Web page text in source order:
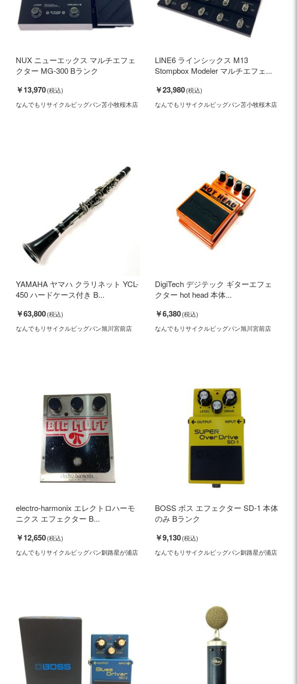
NUX ニューエックス マルチエフェ
クター MG-300 Bランク
￥13,970
なんでもリサイクルビッグバン苫小牧桜木店
LINE6 ラインシックス M13
Stompbox Modeler マルチエフェ...
￥23,980
なんでもリサイクルビッグバン苫小牧桜木店
YAMAHA ヤマハ クラリネット YCL-
450 ハードケース付き B...
￥63,800
なんでもリサイクルビッグバン旭川宮前店
DigiTech デジテック ギターエフェ
クター hot head 本体...
￥6,380
なんでもリサイクルビッグバン旭川宮前店
electro-harmonix エレクトロハーモ
ニクス エフェクター B...
￥12,650
なんでもリサイクルビッグバン釧路星が浦店
BOSS ボス エフェクター SD-1 本体
のみ Bランク
￥9,130
なんでもリサイクルビッグバン釧路星が浦店